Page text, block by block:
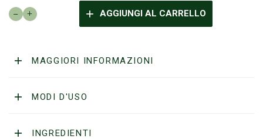
WESTMAN
SHAVING
120g
AGGIUNGI AL CARRELLO
MAGGIORI INFORMAZIONI
MODI D'USO
INGREDIENTI